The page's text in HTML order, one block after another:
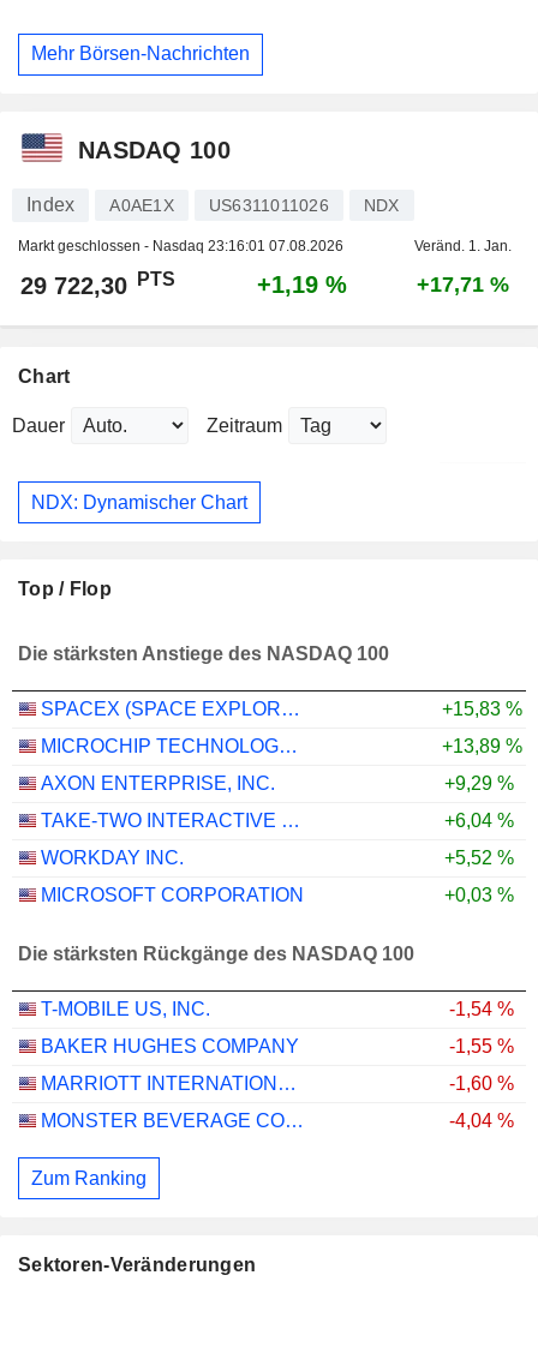
Mehr Börsen-Nachrichten
NASDAQ 100
Index A0AE1X US6311011026 NDX
Markt geschlossen - Nasdaq 23:16:01 07.08.2026 Veränd. 1. Jan.
29 722,30 PTS +1,19 % +17,71 %
Chart
Dauer Zeitraum
NDX: Dynamischer Chart
Top / Flop
Die stärksten Anstiege des NASDAQ 100
SPACEX (SPACE EXPLORATION TECHNOLOGIES)
+15,83 %
MICROCHIP TECHNOLOGY INCORPORATED
+13,89 %
AXON ENTERPRISE, INC.
+9,29 %
TAKE-TWO INTERACTIVE SOFTWARE, INC.
+6,04 %
WORKDAY INC.
+5,52 %
MICROSOFT CORPORATION
+0,03 %
Die stärksten Rückgänge des NASDAQ 100
T-MOBILE US, INC.
-1,54 %
BAKER HUGHES COMPANY
-1,55 %
MARRIOTT INTERNATIONAL, INC.
-1,60 %
MONSTER BEVERAGE CORPORATION
-4,04 %
Zum Ranking
Sektoren-Veränderungen